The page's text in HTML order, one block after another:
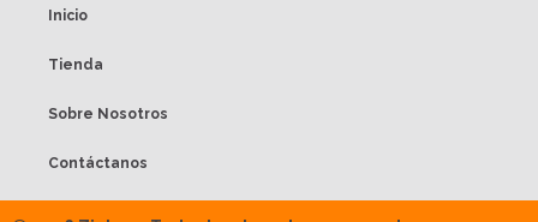
Inicio
Tienda
Sobre Nosotros
Contáctanos